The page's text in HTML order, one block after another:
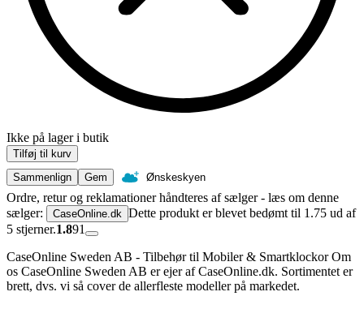
Ikke på lager i butik
Tilføj til kurv
Sammenlign
Gem Ønskeskyen
Ordre, retur og reklamationer håndteres af sælger - læs om denne
sælger:
CaseOnline.dk Dette produkt er blevet bedømt til 1.75 ud af
5 stjerner.1.891
CaseOnline Sweden AB - Tilbehør til Mobiler & Smartklockor Om
os CaseOnline Sweden AB er ejer af CaseOnline.dk. Sortimentet er
brett, dvs. vi så cover de allerfleste modeller på markedet.